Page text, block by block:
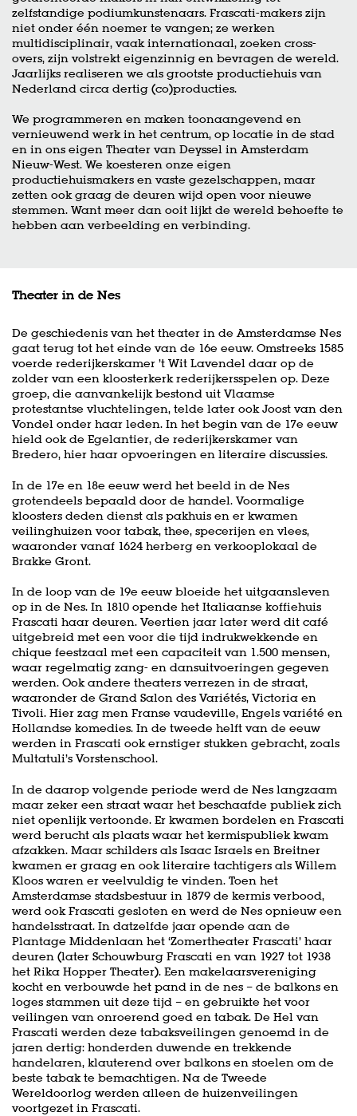
zelfstandige podiumkunstenaars. Frascati-makers zijn
niet onder één noemer te vangen; ze werken
multidisciplinair, vaak internationaal, zoeken cross-
overs, zijn volstrekt eigenzinnig en bevragen de wereld.
Jaarlijks realiseren we als grootste productiehuis van
Nederland circa dertig (co)producties.
We programmeren en maken toonaangevend en
vernieuwend werk in het centrum, op locatie in de stad
en in ons eigen Theater van Deyssel in Amsterdam
Nieuw-West. We koesteren onze eigen
productiehuismakers en vaste gezelschappen, maar
zetten ook graag de deuren wijd open voor nieuwe
stemmen. Want meer dan ooit lijkt de wereld behoefte te
hebben aan verbeelding en verbinding.
Theater in de Nes
De geschiedenis van het theater in de Amsterdamse Nes
gaat terug tot het einde van de 16e eeuw. Omstreeks 1585
voerde rederijkerskamer ’t Wit Lavendel daar op de
zolder van een kloosterkerk rederijkersspelen op. Deze
groep, die aanvankelijk bestond uit Vlaamse
protestantse vluchtelingen, telde later ook Joost van den
Vondel onder haar leden. In het begin van de 17e eeuw
hield ook de Egelantier, de rederijkerskamer van
Bredero, hier haar opvoeringen en literaire discussies.
In de 17e en 18e eeuw werd het beeld in de Nes
grotendeels bepaald door de handel. Voormalige
kloosters deden dienst als pakhuis en er kwamen
veilinghuizen voor tabak, thee, specerijen en vlees,
waaronder vanaf 1624 herberg en verkooplokaal de
Brakke Gront.
In de loop van de 19e eeuw bloeide het uitgaansleven
op in de Nes. In 1810 opende het Italiaanse koffiehuis
Frascati haar deuren. Veertien jaar later werd dit café
uitgebreid met een voor die tijd indrukwekkende en
chique feestzaal met een capaciteit van 1.500 mensen,
waar regelmatig zang- en dansuitvoeringen gegeven
werden. Ook andere theaters verrezen in de straat,
waaronder de Grand Salon des Variétés, Victoria en
Tivoli. Hier zag men Franse vaudeville, Engels variété en
Hollandse komedies. In de tweede helft van de eeuw
werden in Frascati ook ernstiger stukken gebracht, zoals
Multatuli’s Vorstenschool.
In de daarop volgende periode werd de Nes langzaam
maar zeker een straat waar het beschaafde publiek zich
niet openlijk vertoonde. Er kwamen bordelen en Frascati
werd berucht als plaats waar het kermispubliek kwam
afzakken. Maar schilders als Isaac Israels en Breitner
kwamen er graag en ook literaire tachtigers als Willem
Kloos waren er veelvuldig te vinden. Toen het
Amsterdamse stadsbestuur in 1879 de kermis verbood,
werd ook Frascati gesloten en werd de Nes opnieuw een
handelsstraat. In datzelfde jaar opende aan de
Plantage Middenlaan het ‘Zomertheater Frascati’ haar
deuren (later Schouwburg Frascati en van 1927 tot 1938
het Rika Hopper Theater). Een makelaarsvereniging
kocht en verbouwde het pand in de nes – de balkons en
loges stammen uit deze tijd – en gebruikte het voor
veilingen van onroerend goed en tabak. De Hel van
Frascati werden deze tabaksveilingen genoemd in de
jaren dertig: honderden duwende en trekkende
handelaren, klauterend over balkons en stoelen om de
beste tabak te bemachtigen. Na de Tweede
Wereldoorlog werden alleen de huizenveilingen
voortgezet in Frascati.